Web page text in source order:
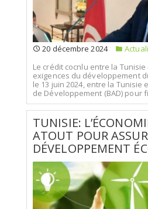
20 décembre 2024
Le crédit cocnlu entre la
exigences du développement
le 13 juin 2024, entre la Tunisie
de Développement (BAD) pour
TUNISIE:
ATOUT POUR
DÉVELOPPEMENT